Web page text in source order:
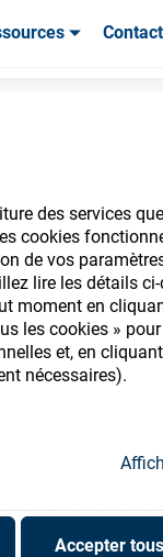
des services
cookies
de vos
lire les détails
moment en
les cookies »
et, en
nécessaires).
Accepter
Contact
et